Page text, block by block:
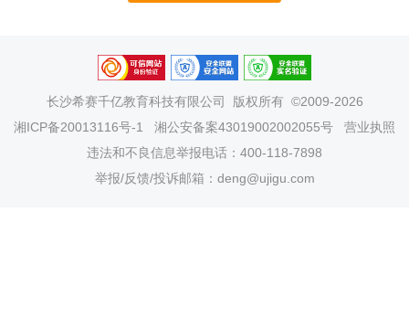
长沙希赛千亿教育科技有限公司
版权所有 ©2009-2026
湘ICP备20013116号-1
湘公安备案43019002002055号
营业执照
违法和不良信息举报电话：400-118-7898
举报/反馈/投诉邮箱：deng@ujigu.com